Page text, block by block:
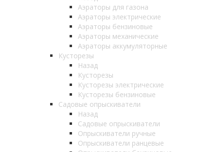
Аэраторы для газона
Аэраторы электрические
Аэраторы бензиновые
Аэраторы механические
Аэраторы аккумуляторные
Кусторезы
Назад
Кусторезы
Кусторезы электрические
Кусторезы бензиновые
Садовые опрыскиватели
Назад
Садовые опрыскиватели
Опрыскиватели ручные
Опрыскиватели ранцевые